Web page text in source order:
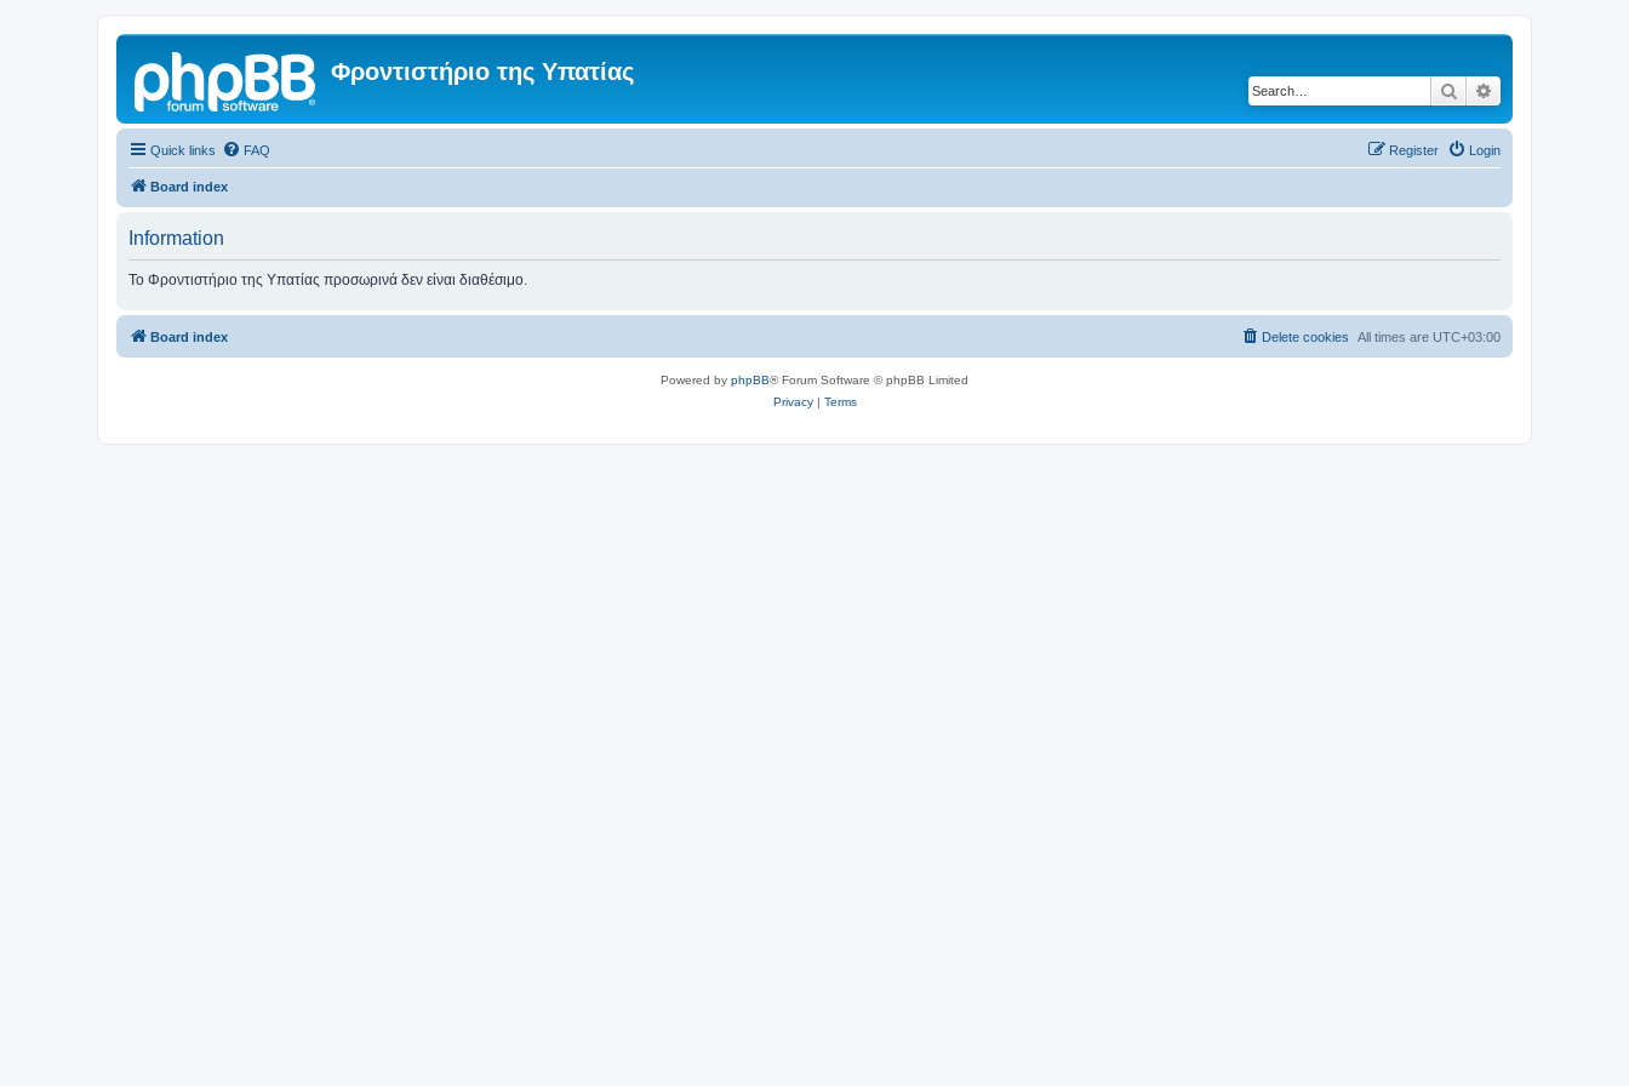
Φροντιστήριο της Υπατίας
Search
Quick links FAQ Login
Register
Board index
Information
Το Φροντιστήριο της Υπατίας προσωρινά δεν είναι διαθέσιμο.
Board index All times are UTC+03:00
Delete cookies
Powered by phpBB® Forum Software © phpBB Limited
Privacy| Terms